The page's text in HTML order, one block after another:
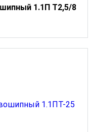
1.1П Т2,5/8